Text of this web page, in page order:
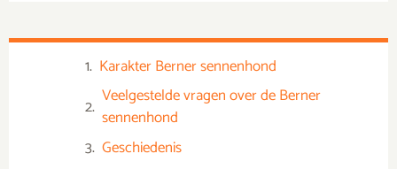
Karakter Berner sennenhond
Veelgestelde vragen over de Berner
sennenhond
Geschiedenis